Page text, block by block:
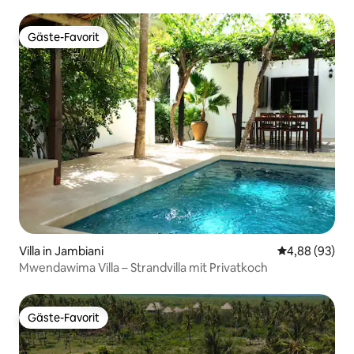
Gäste-Favorit
Gäste-Favorit
Villa in Jambiani
4,88 (93)
Mwendawima Villa – Strandvilla mit Privatkoch
Gäste-Favorit
Gäste-Favorit